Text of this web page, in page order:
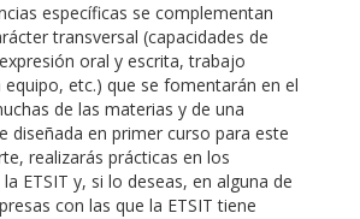
específicas se complementan
transversal (capacidades de
oral y escrita, trabajo
etc.) que se fomentarán en el
de las materias y de una
diseñada en primer curso para este
realizarás prácticas en los
ETSIT y, si lo deseas, en alguna de
con las que la ETSIT tiene